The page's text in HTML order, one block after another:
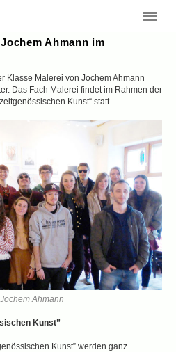
Ahmann im
Klasse Malerei von Jochem Ahmann
Das Fach Malerei findet im Rahmen der
Kunst“ statt.
Ahmann
Kunst”
Kunst” werden ganz